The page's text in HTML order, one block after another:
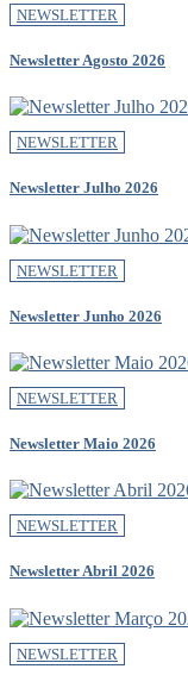
NEWSLETTER
Newsletter Agosto 2026
NEWSLETTER
Newsletter Julho 2026
NEWSLETTER
Newsletter Junho 2026
NEWSLETTER
Newsletter Maio 2026
NEWSLETTER
Newsletter Abril 2026
NEWSLETTER